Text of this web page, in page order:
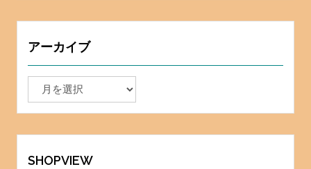
アーカイブ
カ
SHOPVIEW